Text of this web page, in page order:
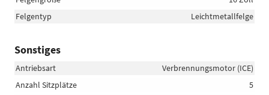
Felgentyp
Leichtmetallfelge
Sonstiges
Antriebsart
Verbrennungsmotor (ICE)
Anzahl Sitzplätze
5